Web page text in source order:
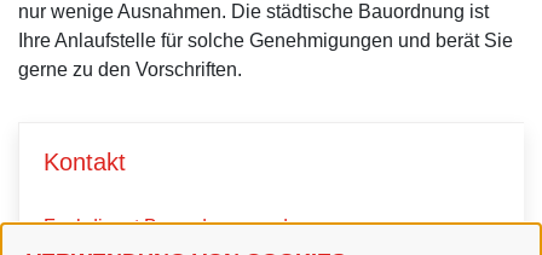
nur wenige Ausnahmen. Die städtische Bauordnung ist
Ihre Anlaufstelle für solche Genehmigungen und berät Sie
gerne zu den Vorschriften.
Kontakt
Fachdienst Bauordnung und